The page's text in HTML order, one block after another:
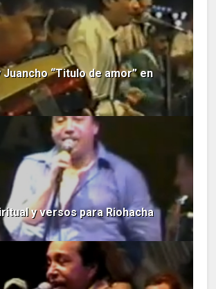
Juancho “Titulo de amor” en
y versos para Riohacha